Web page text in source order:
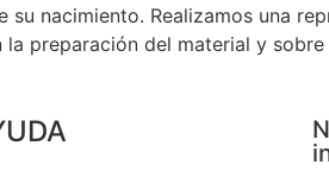
su nacimiento. Realizamos una
la preparación del material y